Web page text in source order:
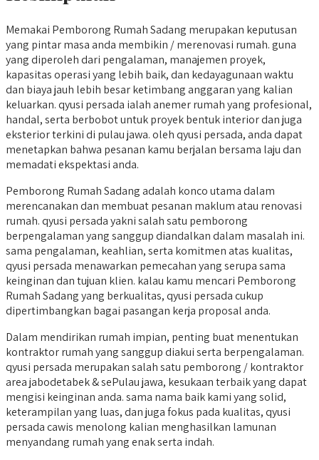
Memakai Pemborong Rumah Sadang merupakan keputusan
yang pintar masa anda membikin / merenovasi rumah. guna
yang diperoleh dari pengalaman, manajemen proyek,
kapasitas operasi yang lebih baik, dan kedayagunaan waktu
dan biaya jauh lebih besar ketimbang anggaran yang kalian
keluarkan. qyusi persada ialah anemer rumah yang profesional,
handal, serta berbobot untuk proyek bentuk interior dan juga
eksterior terkini di pulau jawa. oleh qyusi persada, anda dapat
menetapkan bahwa pesanan kamu berjalan bersama laju dan
memadati ekspektasi anda.
Pemborong Rumah Sadang adalah konco utama dalam
merencanakan dan membuat pesanan maklum atau renovasi
rumah. qyusi persada yakni salah satu pemborong
berpengalaman yang sanggup diandalkan dalam masalah ini.
sama pengalaman, keahlian, serta komitmen atas kualitas,
qyusi persada menawarkan pemecahan yang serupa sama
keinginan dan tujuan klien. kalau kamu mencari Pemborong
Rumah Sadang yang berkualitas, qyusi persada cukup
dipertimbangkan bagai pasangan kerja proposal anda.
Dalam mendirikan rumah impian, penting buat menentukan
kontraktor rumah yang sanggup diakui serta berpengalaman.
qyusi persada merupakan salah satu pemborong / kontraktor
area jabodetabek & sePulau jawa, kesukaan terbaik yang dapat
mengisi keinginan anda. sama nama baik kami yang solid,
keterampilan yang luas, dan juga fokus pada kualitas, qyusi
persada cawis menolong kalian menghasilkan lamunan
menyandang rumah yang enak serta indah.